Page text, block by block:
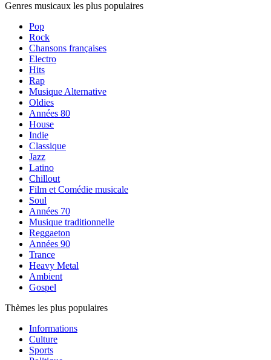
Genres musicaux les plus populaires
Pop
Rock
Chansons françaises
Electro
Hits
Rap
Musique Alternative
Oldies
Années 80
House
Indie
Classique
Jazz
Latino
Chillout
Film et Comédie musicale
Soul
Années 70
Musique traditionnelle
Reggaeton
Années 90
Trance
Heavy Metal
Ambient
Gospel
Thèmes les plus populaires
Informations
Culture
Sports